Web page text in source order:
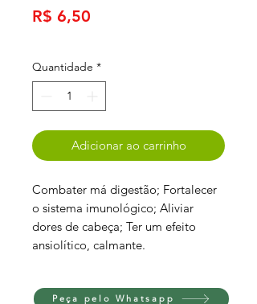
R$ 6,50
Quantidade *
Adicionar ao carrinho
Combater má digestão; Fortalecer
o sistema imunológico; Aliviar
dores de cabeça; Ter um efeito
ansiolítico, calmante.
Peça pelo Whatsapp